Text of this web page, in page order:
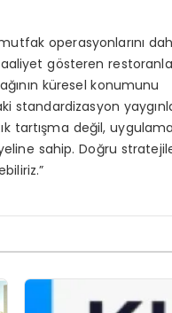
operasyonlarını
gösteren
küresel konumunu
tartışma değil,
sahip. Doğru